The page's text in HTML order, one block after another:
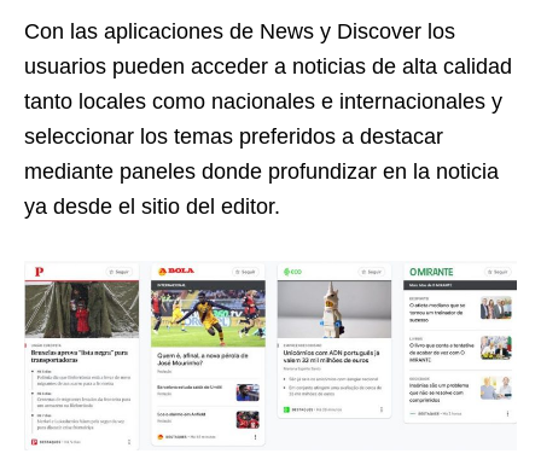
Con las aplicaciones de News y Discover los
usuarios pueden acceder a noticias de alta calidad
tanto locales como nacionales e internacionales y
seleccionar los temas preferidos a destacar
mediante paneles donde profundizar en la noticia
ya desde el sitio del editor.